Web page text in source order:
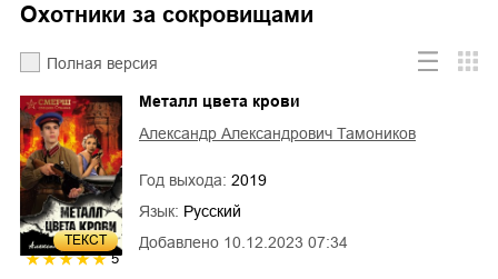
Охотники за сокровищами
Полная версия
ТЕКСТ
5
Добавлено 10.12.2023 07:34
Металл цвета крови
Александр Александрович Тамоников
Год выхода: 2019
Язык: Русский